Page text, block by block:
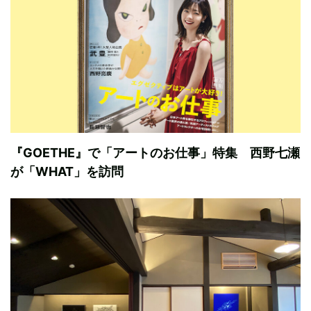
『GOETHE』で「アートのお仕事」特集 西野七瀬
が「WHAT」を訪問